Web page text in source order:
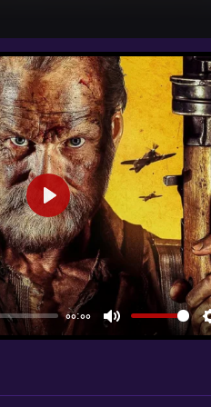
00:00
بی‌صدا
شروع